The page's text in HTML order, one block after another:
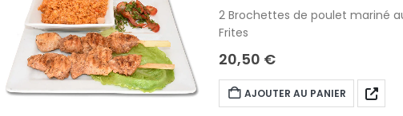
2 Brochettes de poulet mariné
Frites
20,50 €
AJOUTER AU PANIER